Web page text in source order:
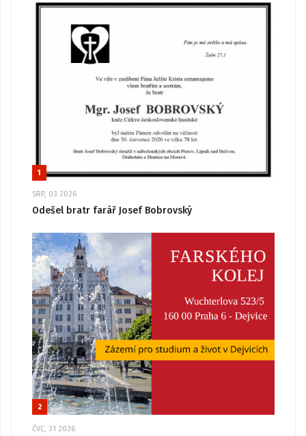
1
SRP, 03 2026
Odešel bratr farář Josef Bobrovský
2
ČVC, 31 2026